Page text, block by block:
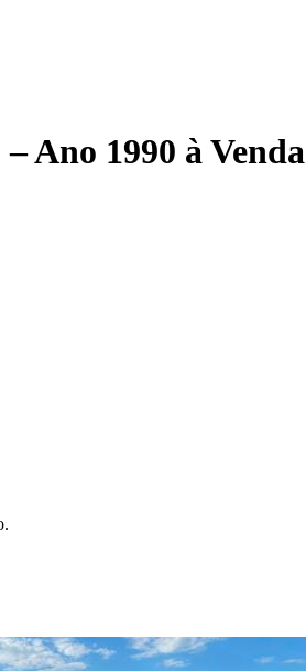
Ano 1990 à Venda